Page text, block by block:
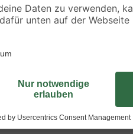
Ranunculus,
wir deine Pflanze erst nach
über eine frische und gesunde